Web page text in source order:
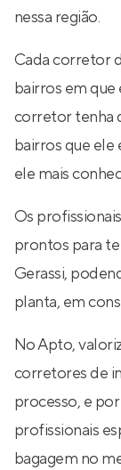
nessa região.
Cada corretor
bairros em que
corretor tenha
bairros que ele
ele mais
Os
prontos para
Gerassi,
planta, em
No Apto,
corretores de
processo, e
profissionais
bagagem no